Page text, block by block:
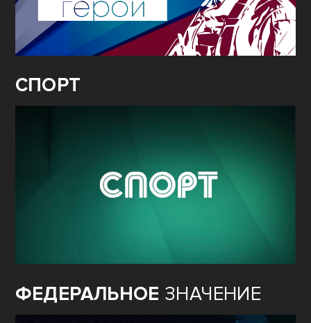
СПОРТ
ФЕДЕРАЛЬНОЕ ЗНАЧЕНИЕ